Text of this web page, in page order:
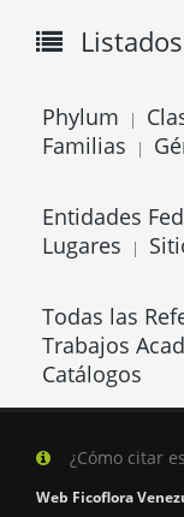
Phylum |
Familias |
Entidades
Lugares |
Todas las
Trabajos
Catálogos
¿Cómo citar
Web Ficoflora